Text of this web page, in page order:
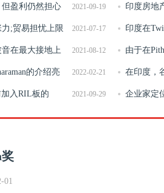
2021-09-19
盈利仍然担心 印度房地
资者关注各
2021-07-17
;贸易担忧上限 印度在
制
2021-08-12
在最大接地上 由于在
7月份下降
2022-02-21
的介绍亮 在印度，
2021-09-29
入RIL板的
事实是什么？
企业家定
01